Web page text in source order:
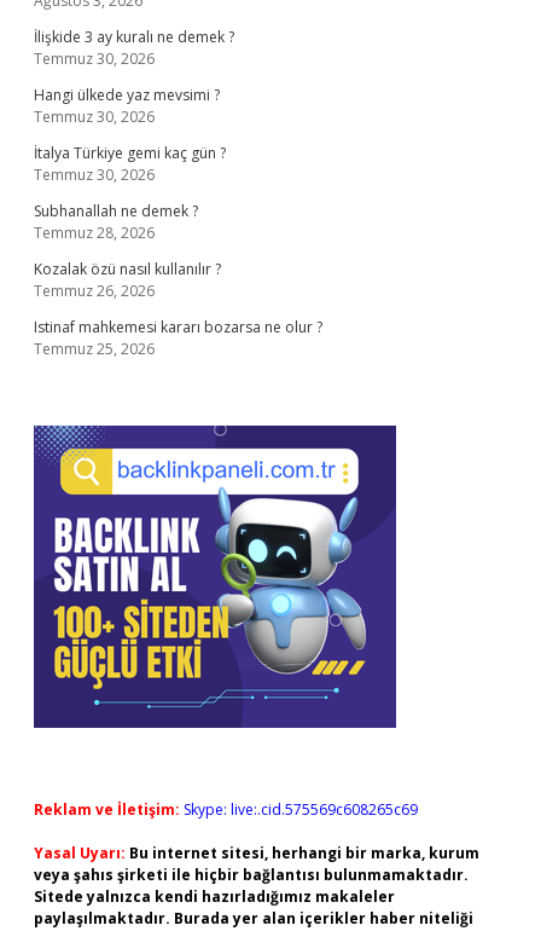
İlişkide 3 ay kuralı ne demek ?
Temmuz 30, 2026
Hangi ülkede yaz mevsimi ?
Temmuz 30, 2026
İtalya Türkiye gemi kaç gün ?
Temmuz 30, 2026
Subhanallah ne demek ?
Temmuz 28, 2026
Kozalak özü nasıl kullanılır ?
Temmuz 26, 2026
Istinaf mahkemesi kararı bozarsa ne olur ?
Temmuz 25, 2026
Reklam ve İletişim: Skype: live:.cid.575569c608265c69
Yasal Uyarı: Bu internet sitesi, herhangi bir marka, kurum
veya şahıs şirketi ile hiçbir bağlantısı bulunmamaktadır.
Sitede yalnızca kendi hazırladığımız makaleler
paylaşılmaktadır. Burada yer alan içerikler haber niteliği